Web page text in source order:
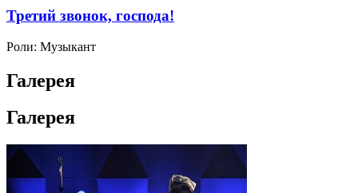
Третий звонок, господа!
Роли: Музыкант
Галерея
Галерея